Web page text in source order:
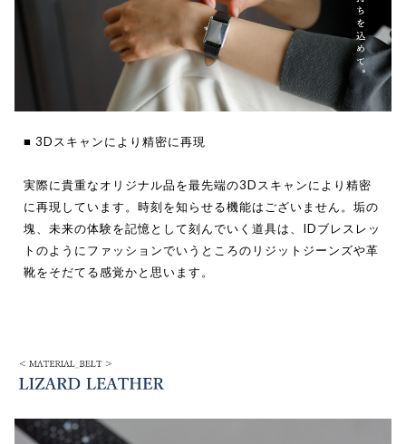
■ 3Dスキャンにより精密に再現
実際に貴重なオリジナル品を最先端の3Dスキャンにより精密
に再現しています。時刻を知らせる機能はございません。垢の
塊、未来の体験を記憶として刻んでいく道具は、IDブレスレッ
トのようにファッションでいうところのリジットジーンズや革
靴をそだてる感覚かと思います。